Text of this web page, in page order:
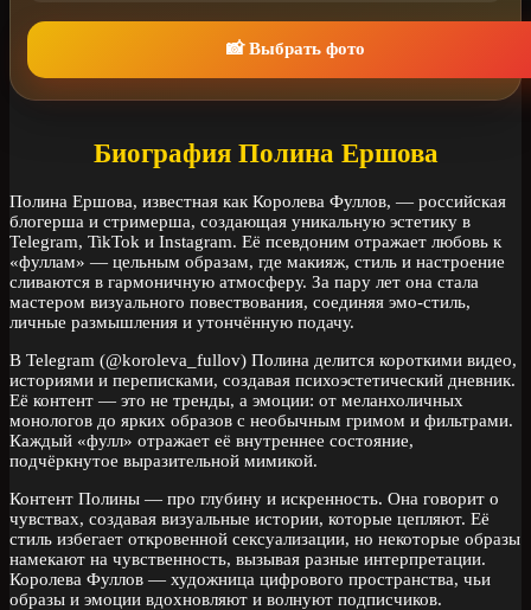
📸 Выбрать фото
Биография Полина Ершова
Полина Ершова, известная как Королева Фуллов, — российская
блогерша и стримерша, создающая уникальную эстетику в
Telegram, TikTok и Instagram. Её псевдоним отражает любовь к
«фуллам» — цельным образам, где макияж, стиль и настроение
сливаются в гармоничную атмосферу. За пару лет она стала
мастером визуального повествования, соединяя эмо-стиль,
личные размышления и утончённую подачу.
В Telegram (@koroleva_fullov) Полина делится короткими видео,
историями и переписками, создавая психоэстетический дневник.
Её контент — это не тренды, а эмоции: от меланхоличных
монологов до ярких образов с необычным гримом и фильтрами.
Каждый «фулл» отражает её внутреннее состояние,
подчёркнутое выразительной мимикой.
Контент Полины — про глубину и искренность. Она говорит о
чувствах, создавая визуальные истории, которые цепляют. Её
стиль избегает откровенной сексуализации, но некоторые образы
намекают на чувственность, вызывая разные интерпретации.
Королева Фуллов — художница цифрового пространства, чьи
образы и эмоции вдохновляют и волнуют подписчиков.